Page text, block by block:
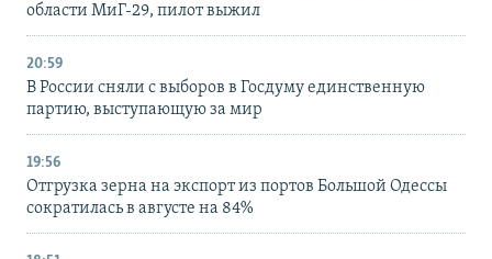
области МиГ-29, пилот выжил
20:59
В России сняли с выборов в Госдуму единственную
партию, выступающую за мир
19:56
Отгрузка зерна на экспорт из портов Большой Одессы
сократилась в августе на 84%